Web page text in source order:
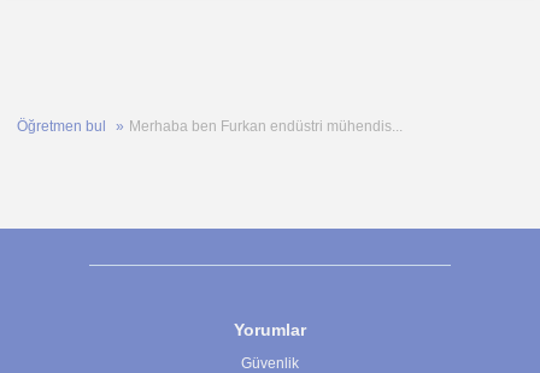
Öğretmen bul Merhaba ben Furkan endüstri mühendis...
Yorumlar
Güvenlik